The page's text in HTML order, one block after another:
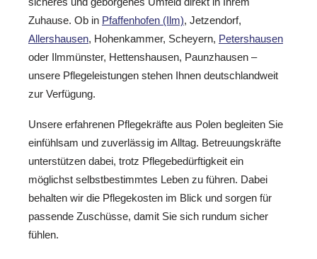
Zuhause. Ob in Pfaffenhofen (Ilm), Jetzendorf,
Allershausen, Hohenkammer, Scheyern, Petershausen
oder Ilmmünster, Hettenshausen, Paunzhausen –
unsere Pflegeleistungen stehen Ihnen deutschlandweit
zur Verfügung.
Unsere erfahrenen Pflegekräfte aus Polen begleiten Sie
einfühlsam und zuverlässig im Alltag. Betreuungskräfte
unterstützen dabei, trotz Pflegebedürftigkeit ein
möglichst selbstbestimmtes Leben zu führen. Dabei
behalten wir die Pflegekosten im Blick und sorgen für
passende Zuschüsse, damit Sie sich rundum sicher
fühlen.